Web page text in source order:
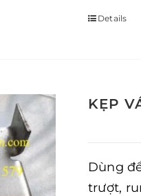
Details
KẸP
Dùng
trượt,